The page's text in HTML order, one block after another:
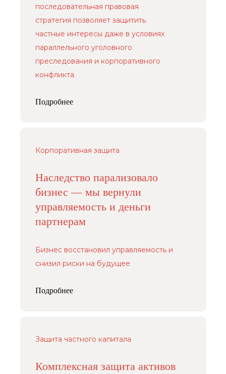
последовательная правовая
стратегия позволяет защитить
частные интересы даже в условиях
параллельного уголовного
преследования и корпоративного
конфликта.
Подробнее
Корпоративная защита
Наследство парализовало
бизнес — мы вернули
управляемость и деньги
партнерам
Бизнес восстановил управляемость и
снизил риски на будущее
Подробнее
Защита частного капитала
Комплексная защита активов
Стоимость услуг рассчитывается
Анастасии Алексеевны.
Москвы,регистрационный номер 77/10140.